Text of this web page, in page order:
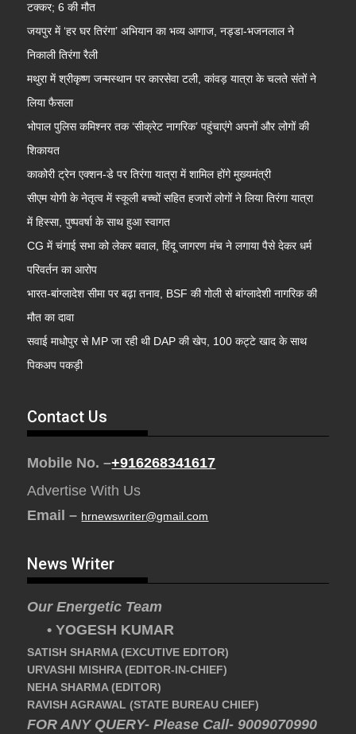
टक्कर; 6 की मौत
जयपुर में ‘हर घर तिरंगा’ अभियान का भव्य आगाज, नड्डा-भजनलाल ने
निकाली तिरंगा रैली
मथुरा में श्रीकृष्ण जन्मस्थान पर कारसेवा टली, कांवड़ यात्रा के चलते संतों ने
लिया फैसला
भोपाल पुलिस कमिश्नर तक ‘सीक्रेट नागरिक’ पहुंचाएंगे अपनों और लोगों की
शिकायत
काकोरी ट्रेन एक्शन-डे पर तिरंगा यात्रा में शामिल होंगे मुख्यमंत्री
सीएम योगी के नेतृत्व में स्कूली बच्चों सहित हजारों लोगों ने लिया तिरंगा यात्रा
में हिस्सा, पुष्पवर्षा के साथ हुआ स्वागत
CG में चंगाई सभा को लेकर बवाल, हिंदू जागरण मंच ने लगाया पैसे देकर धर्म
परिवर्तन का आरोप
भारत-बांग्लादेश सीमा पर बढ़ा तनाव, BSF की गोली से बांग्लादेशी नागरिक की
मौत का दावा
सवाई माधोपुर से MP जा रही थी DAP की खेप, 100 कट्टे खाद के साथ
पिकअप पकड़ी
Contact Us
Mobile No. –+916268341617
Advertise With Us
Email – hrnewswriter@gmail.com
News Writer
Our Energetic Team
• YOGESH KUMAR
SATISH SHARMA (EXCUTIVE EDITOR)
URVASHI MISHRA (EDITOR-IN-CHIEF)
NEHA SHARMA (EDITOR)
RAVISH AGRAWAL (STATE BUREAU CHIEF)
FOR ANY QUERY- Please Call- 9009070990